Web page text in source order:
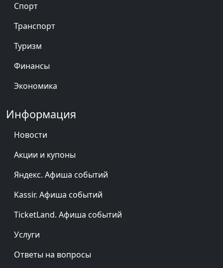
Спорт
Транспорт
Туризм
Финансы
Экономика
Информация
Новости
Акции и купоны
Яндекс. Афиша событий
Kassir. Афиша событий
TicketLand. Афиша событий
Услуги
Ответы на вопросы